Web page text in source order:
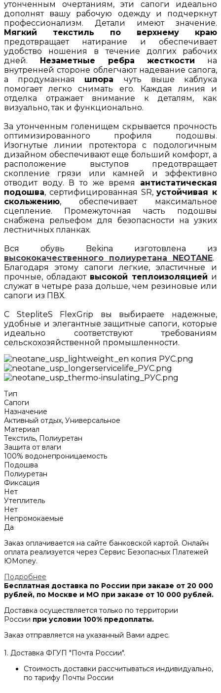
утонченным очертаниям, эти сапоги идеально
дополнят вашу рабочую одежду и подчеркнут
профессионализм. Детали имеют значение.
Мягкий текстиль по верхнему краю
предотвращает натирание и обеспечивает
удобство ношения в течение долгих рабочих
дней. Незаметные ребра жесткости на
внутренней стороне облегчают надевание сапога,
а продуманная шпора чуть выше каблука
помогает легко снимать его. Каждая линия и
отделка отражает внимание к деталям, как
визуально, так и функционально.
За утонченным голенищем скрывается прочность
оптимизированного профиля подошвы.
Изогнутые линии протектора с подологичным
дизайном обеспечивают еще больший комфорт, а
расположение выступов предотвращает
скопление грязи или камней и эффективно
отводит воду. В то же время антистатическая
подошва, сертифицированная SR,устойчивая к
скольжению, обеспечивает максимальное
сцепление. Промежуточная часть подошвы
снабжена рельефом для безопасности на узких
лестничных планках.
Вся обувь Bekina изготовлена из
высококачественного полиуретана NEOTANE.
Благодаря этому сапоги легкие, эластичные и
прочные, обладают высокой теплоизоляцией и
служат в четыре раза дольше, чем резиновые или
сапоги из ПВХ.
С StepliteS FlexGrip вы выбираете надежные,
удобные и элегантные защитные сапоги, которые
идеально соответствуют требованиям
сельскохозяйственной промышленности.
Тип
Сапоги
Назначение
Активный отдых, Универсальное
Материал
Текстиль, Полиуретан
Защита от влаги
100% водонепроницаемость
Подошва
Полиуретан
Фиксация
Нет
Утеплитель
Нет
Непромокаемые
Да
Заказ оплачивается на сайте банковской картой. Онлайн
оплата реализуется через Сервис Безопасных Платежей
ЮMoney.
Подробнее
Бесплатная доставка по России при заказе от 20 000
рублей, по Москве и МО при заказе от 10 000 рублей.
Доставка осуществляется только по территории
России при условии 100% предоплаты.
Заказ отправляется на указанный Вами адрес.
1. Доставка ФГУП "Почта России".
Стоимость доставки рассчитываться индивидуально,
по тарифу Почты России